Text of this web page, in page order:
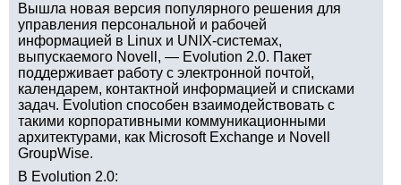
Вышла новая версия популярного решения для
управления персональной и рабочей
информацией в Linux и UNIX-системах,
выпускаемого Novell, — Evolution 2.0. Пакет
поддерживает работу с электронной почтой,
календарем, контактной информацией и списками
задач. Evolution способен взаимодействовать с
такими корпоративными коммуникационными
архитектурами, как Microsoft Exchange и Novell
GroupWise.
В Evolution 2.0: